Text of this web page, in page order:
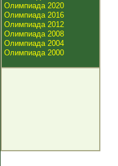
Олимпиада 2020
Олимпиада 2016
Олимпиада 2012
Олимпиада 2008
Олимпиада 2004
Олимпиада 2000